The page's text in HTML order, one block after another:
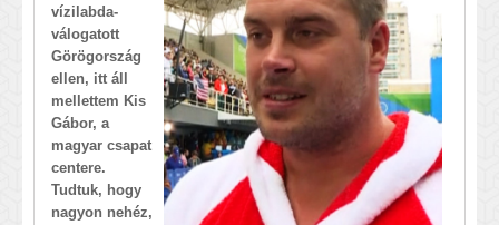
vízilabda-
válogatott
Görögország
ellen, itt áll
mellettem Kis
Gábor, a
magyar csapat
centere.
Tudtuk, hogy
nagyon nehéz,